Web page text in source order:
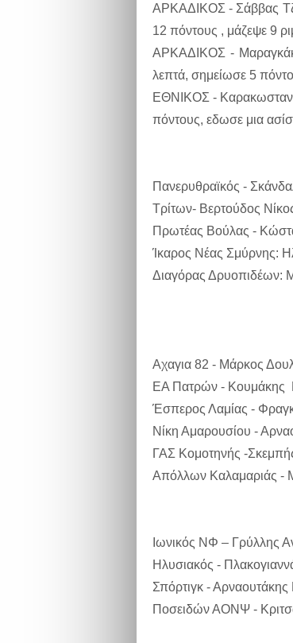
ΑΡΚΑΔΙΚΟΣ - Σάββας
12 πόντους , μάζεψε 9
ΑΡΚΑΔΙΚΟΣ -
λεπτά, σημείωσε 5
ΕΘΝΙΚΟΣ -
πόντους, εδωσε μια
Πανερυθραϊκός -
Τρίτων- Βερτούδος
Πρωτέας Βούλας -
Ίκαρος Νέας Σμύρνης:
Διαγόρας Δρυοπιδέων:
Αχαγια 82 - Μάρκος
ΕΑ Πατρών - Κουμάκης
Έσπερος Λαμίας -
Νίκη Αμαρουσίου -
ΓΑΣ Κομοτηνής -
Απόλλων Καλαμαριάς -
Ιωνικός ΝΦ – Γρύλλης
Ηλυσιακός -
Σπόρτιγκ -
Ποσειδών ΑΟΝΨ -